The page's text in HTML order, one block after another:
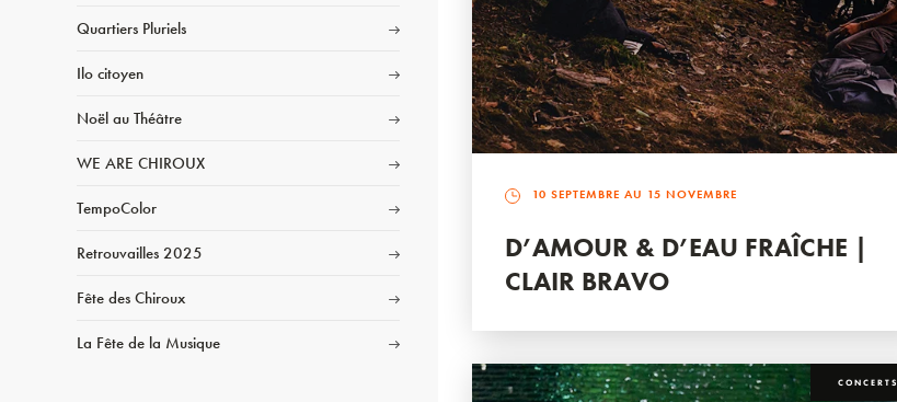
Quartiers Pluriels
Ilo citoyen
Noël au Théâtre
WE ARE CHIROUX
TempoColor
Retrouvailles 2025
Fête des Chiroux
La Fête de la Musique
10 SEPTEMBRE AU 15 NOVEMBRE
D’AMOUR & D’EAU FRAÎCHE |
CLAIR BRAVO
CONCERTS